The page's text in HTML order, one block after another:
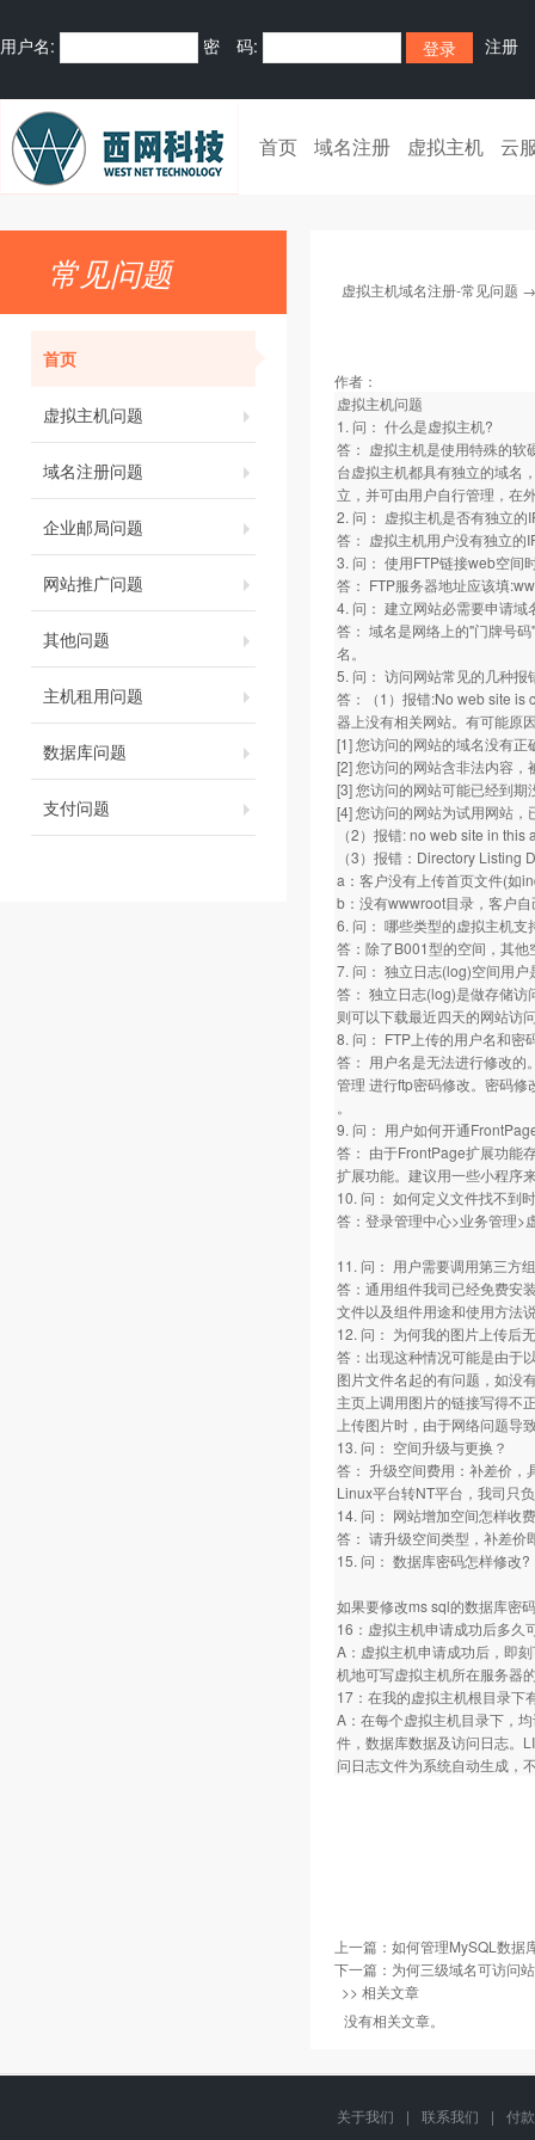
用户名: 密 码: 注册
首页 域名注册 虚拟主机 云
常见问题
首页
虚拟主机问题
域名注册问题
企业邮局问题
网站推广问题
其他问题
主机租用问题
数据库问题
支付问题
虚拟主机域名注册-常见问题
作者：
虚拟主机问题
1. 问： 什么是虚拟主机?
答： 虚拟主机是使用特殊的软
台虚拟主机都具有独立的域名
立，并可由用户自行管理，在
2. 问： 虚拟主机是否有独立的
答： 虚拟主机用户没有独立的
3. 问： 使用FTP链接web空间
答： FTP服务器地址应该填
4. 问： 建立网站必需要申请域
答： 域名是网络上的"门牌号
名。
5. 问： 访问网站常见的几种报
答：（1）报错:No web site is
器上没有相关网站。有可能原
[1] 您访问的网站的域名没有
[2] 您访问的网站含非法内容，
[3] 您访问的网站可能已经到
[4] 您访问的网站为试用网站，
（2）报错: no web site in
（3）报错：Directory
a：客户没有上传首页文件(如
b：没有wwwroot目录，客户
6. 问： 哪些类型的虚拟主机支
答：除了B001型的空间，其他
7. 问： 独立日志(log)空间用户
答： 独立日志(log)是做存储访
则可以下载最近四天的网站访
8. 问： FTP上传的用户名和密
答： 用户名是无法进行修改的
管理 进行ftp密码修改。密码
。
9. 问： 用户如何开通
答： 由于FrontPage扩展功能
扩展功能。建议用一些小程序
10. 问： 如何定义文件找不到
答：登录管理中心>业务管理>
11. 问： 用户需要调用第三方
答：通用组件我司已经免费安
文件以及组件用途和使用方法
12. 问： 为何我的图片上传后
答：出现这种情况可能是由于
图片文件名起的有问题，如没
主页上调用图片的链接写得不
上传图片时，由于网络问题导
13. 问： 空间升级与更换？
答： 升级空间费用：补差价，
Linux平台转NT平台，我司只
14. 问： 网站增加空间怎样收
答： 请升级空间类型，补差价
15. 问： 数据库密码怎样修改?
如果要修改ms sql的数据库密
16：虚拟主机申请成功后多久
A：虚拟主机申请成功后，即
机地可写虚拟主机所在服务器
17：在我的虚拟主机根目录下
A：在每个虚拟主机目录下，
件，数据库数据及访问日志。
问日志文件为系统自动生成，
上一篇： 如何管理MySQL数据
下一篇： 为何三级域名可访问
>> 相关文章
没有相关文章。
关于我们 | 联系我们 |
付